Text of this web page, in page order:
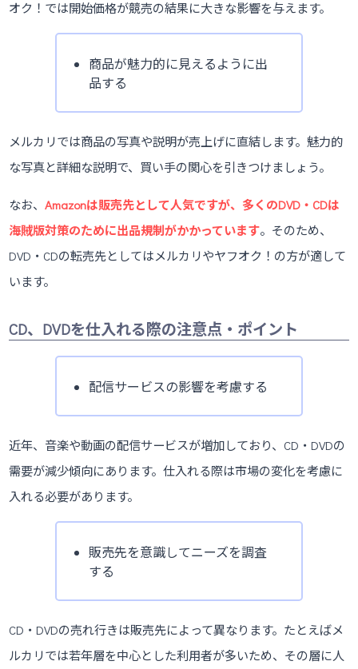
オク！では開始価格が競売の結果に大きな影響を与えます。
商品が魅力的に見えるように出
品する
メルカリでは商品の写真や説明が売上げに直結します。魅力的
な写真と詳細な説明で、買い手の関心を引きつけましょう。
なお、Amazonは販売先として人気ですが、多くのDVD・CDは
海賊版対策のために出品規制がかかっています。そのため、
DVD・CDの転売先としてはメルカリやヤフオク！の方が適して
います。
CD、DVDを仕入れる際の注意点・ポイント
配信サービスの影響を考慮する
近年、音楽や動画の配信サービスが増加しており、CD・DVDの
需要が減少傾向にあります。仕入れる際は市場の変化を考慮に
入れる必要があります。
販売先を意識してニーズを調査
する
CD・DVDの売れ行きは販売先によって異なります。たとえばメ
ルカリでは若年層を中心とした利用者が多いため、その層に人